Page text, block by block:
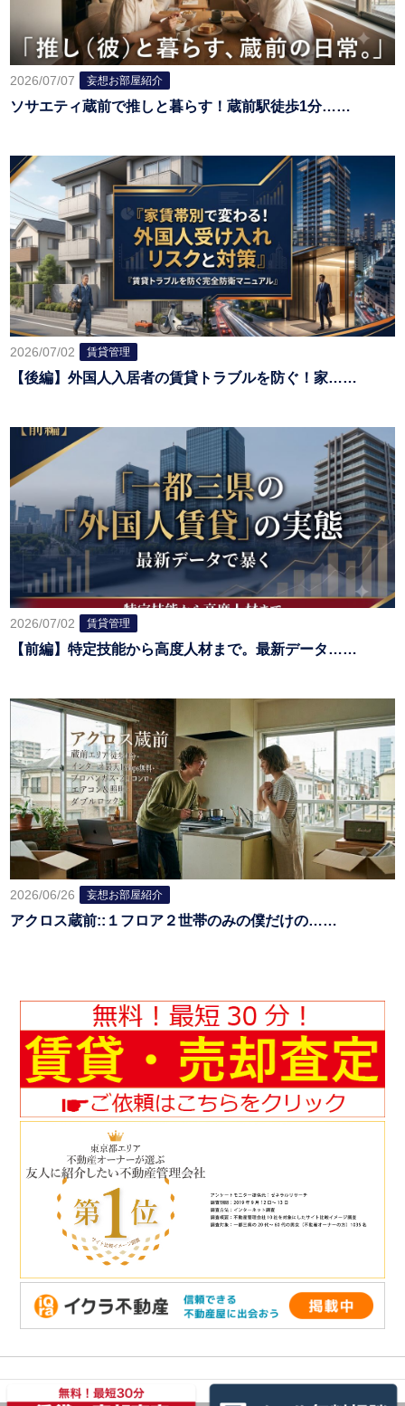
2026/07/07 妄想お部屋紹介
ソサエティ蔵前で推しと暮らす！蔵前駅徒歩1分……
2026/07/02 賃貸管理
【後編】外国人入居者の賃貸トラブルを防ぐ！家……
2026/07/02 賃貸管理
【前編】特定技能から高度人材まで。最新データ……
2026/06/26 妄想お部屋紹介
アクロス蔵前::１フロア２世帯のみの僕だけの……